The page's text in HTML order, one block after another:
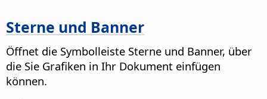
Sterne und Banner
Öffnet die Symbolleiste Sterne und Banner, über
die Sie Grafiken in Ihr Dokument einfügen
können.